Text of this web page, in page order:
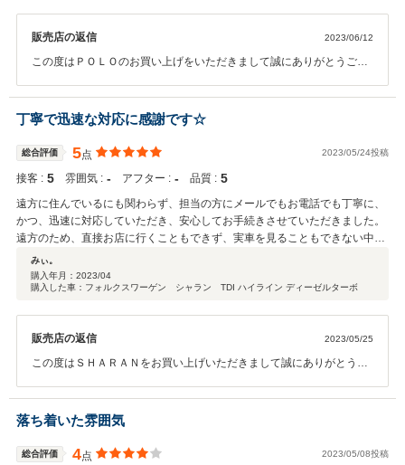
販売店の返信 2023/06/12
この度はＰＯＬＯのお買い上げをいただきまして誠にありがとうござ
のアフターメンテナンスに関しましても誠心誠意お手伝いさせていた
だきますので何かご相談事がございましたらお気軽にフォルクスワー
ゲン東名横浜二お申し付けくださいますようお願い申し上げます。今
後ともなにとぞフォルクスワーゲンブランドをご愛顧賜りますようお
願い申し上げます。
丁寧で迅速な対応に感謝です☆
総合評価 5点 2023/05/24投稿
接客 : 5 雰囲気 : ‐ アフター : ‐ 品質 : 5
遠方に住んでいるにも関わらず、担当の方にメールでもお電話でも丁寧に、
かつ、迅速に対応していただき、安心してお手続きさせていただきました。
遠方のため、直接お店に行くこともできず、実車を見ることもできない中、
安心してお手続きできたことは、親切にしてくれた担当の方のおかげです。
初めての輸入車、若い頃からの憧れのフォルクスワーゲンの車が生活の一部
となり、大変満足しています。これからも大切に乗りたいと思います。この
みぃ。
購入年月： 2023/04
購入した車：フォルクスワーゲン シャラン TDI ハイライン ディーゼルターボ
販売店の返信 2023/05/25
この度はＳＨＡＲＡＮをお買い上げいただきまして誠にありがとうご
ルクスワーゲンブランドをご愛顧賜りますようお願い申し上げます。
これからもご満足いただきますカーライフをお過ごしくださいますこ
と願っております。この度は遠方からのお問い合わせを誠にありがと
うございました。
落ち着いた雰囲気
総合評価 4点 2023/05/08投稿